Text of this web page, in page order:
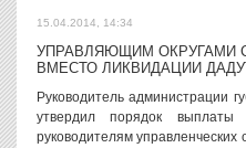
15.04.2014, 14:34
УПРАВЛЯЮЩИМ ОКРУГАМИ
ВМЕСТО ЛИКВИДАЦИИ
Руководитель администрации
утвердил порядок
руководителям управленческих